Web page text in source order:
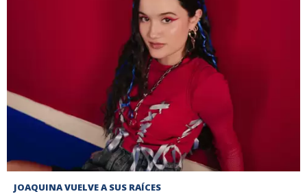
JOAQUINA VUELVE A SUS RAÍCES